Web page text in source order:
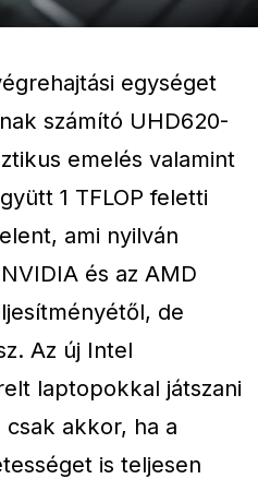
egységet
számító UHD620-
emelés valamint
1 TFLOP feletti
ami nyilván
és az AMD
de
Az új Intel
laptopokkal játszani
akkor, ha a
is teljesen